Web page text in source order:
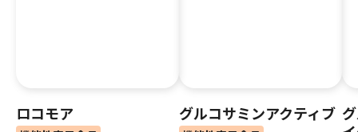
ロコモア グルコサミンアクティブ